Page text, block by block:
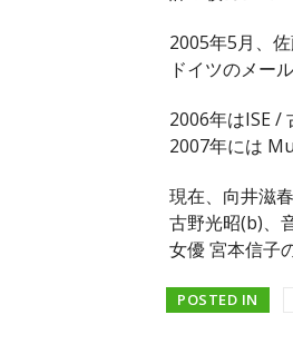
2005年5月、佐
ドイツのメー
2006年はISE /
2007年には
現在、向井滋
古野光昭(b)、
女優 宮本信子
POSTED IN